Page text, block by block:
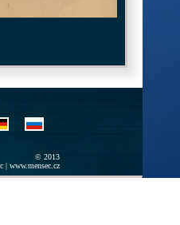
© 2013
| www.mensec.cz